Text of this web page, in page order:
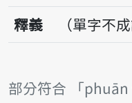
釋義
（單字不
部分符合 「phuān